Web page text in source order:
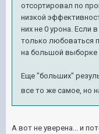
отсортировал по
низкой
них не 0 урона. Если
только любоваться
на большой выборке
Еще "больших"
все то же самое, но
А вот не уверена... и